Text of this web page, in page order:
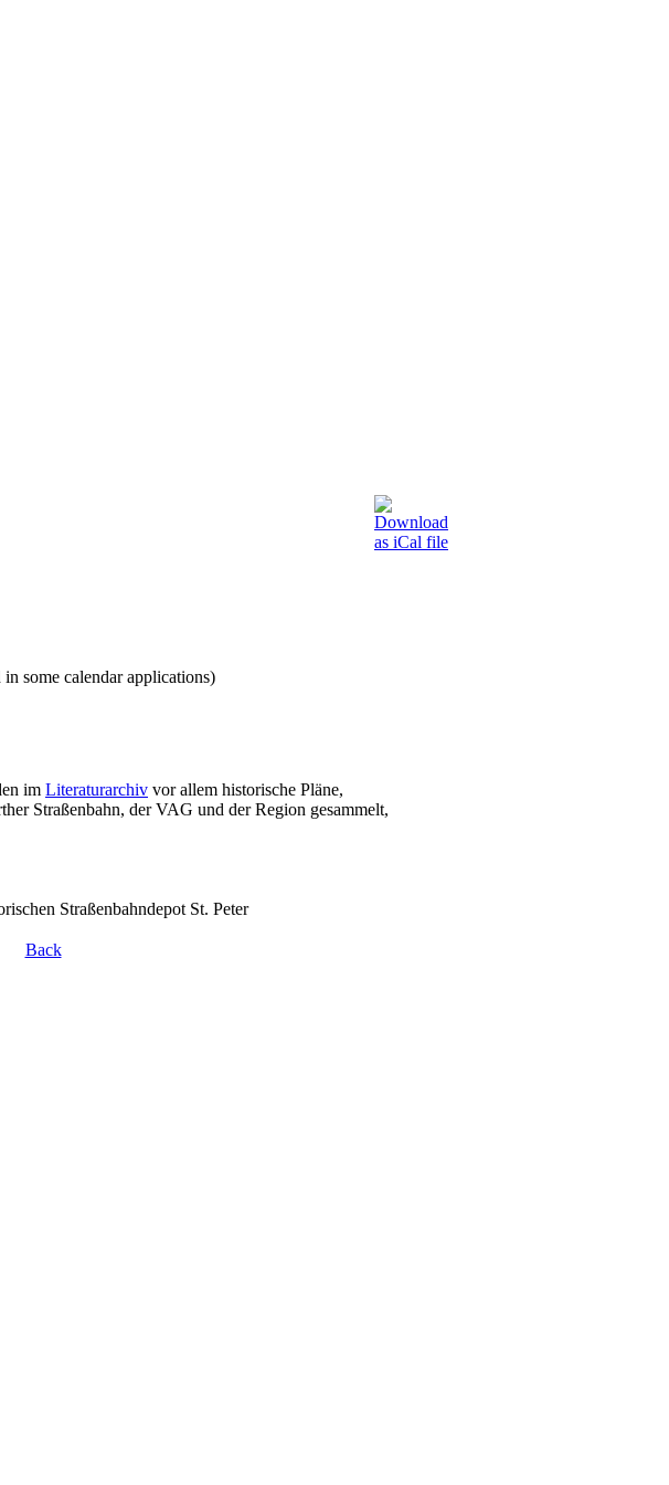
some calendar applications)
im Literaturarchiv vor allem historische Pläne,
Straßenbahn, der VAG und der Region gesammelt,
Straßenbahndepot St. Peter
Back